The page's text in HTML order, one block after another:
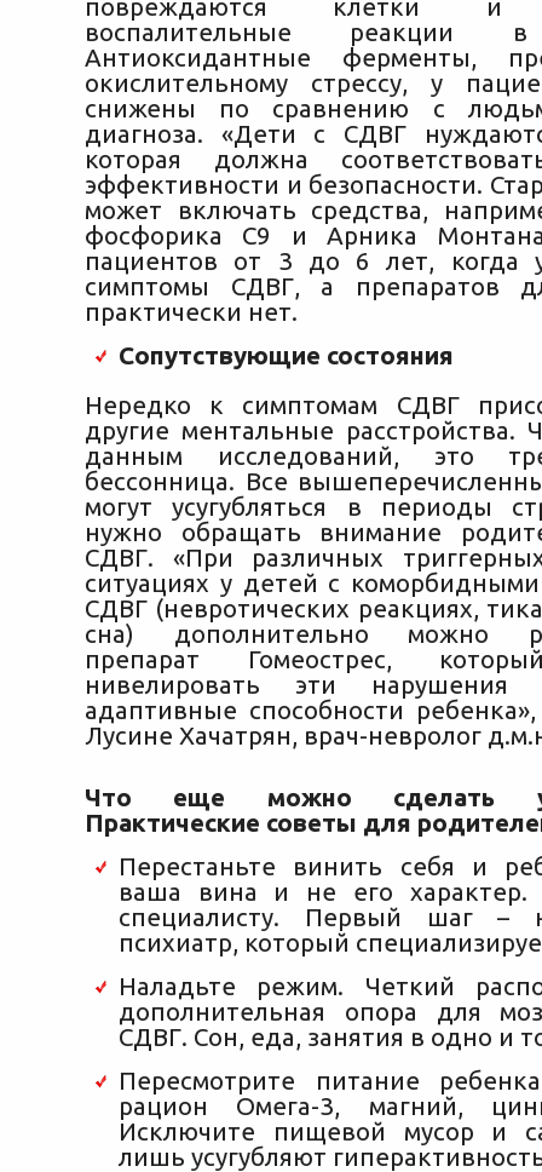
повреждаются клетки и
воспалительные реакции в
Антиоксидантные ферменты,
окислительному стрессу, у
снижены по сравнению с
диагноза. «Дети с СДВГ
которая должна
эффективности и безопасности.
может включать средства,
фосфорика С9 и Арника
пациентов от 3 до 6 лет, когда
симптомы СДВГ, а препаратов
практически нет.
Сопутствующие состояния
Нередко к симптомам СДВГ
другие ментальные расстройства.
данным исследований, это
бессонница. Все
могут усугубляться в периоды
нужно обращать внимание
СДВГ. «При различных
ситуациях у детей с
СДВГ (невротических реакциях,
сна) дополнительно можно
препарат Гомеострес,
нивелировать эти
адаптивные способности
Лусине Хачатрян, врач-невролог
Что еще можно сделать
Практические советы для
Перестаньте винить себя и
ваша вина и не его характер.
специалисту. Первый шаг –
психиатр, который
Наладьте режим. Четкий
дополнительная опора для
СДВГ. Сон, еда, занятия в одно и
Пересмотрите питание
рацион Омега-3, магний,
Исключите пищевой мусор и
лишь усугубляют